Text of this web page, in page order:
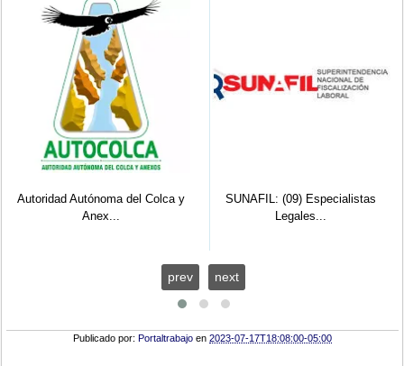
SUNAFIL: (09) Especialistas
Legales...
prev next
Publicado por: Portaltrabajo en2023-07-17T18:08:00-05:00